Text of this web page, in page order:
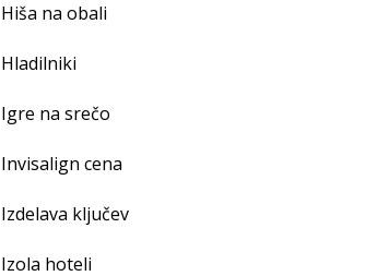
Hiša na obali
Hladilniki
Igre na srečo
Invisalign cena
Izdelava ključev
Izola hoteli